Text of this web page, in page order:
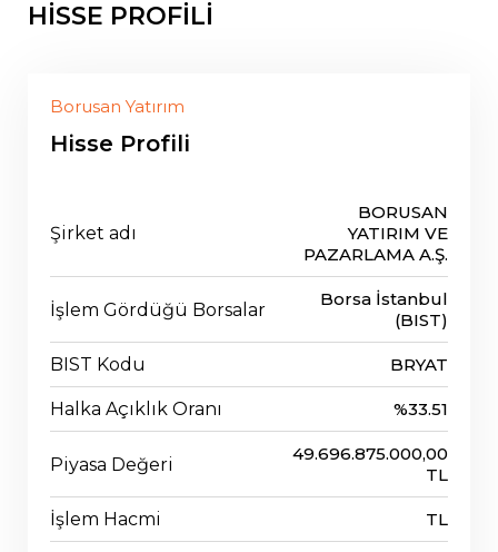
HİSSE PROFİLİ
Borusan Yatırım
Hisse Profili
Şirket adı
BORUSAN
YATIRIM VE
PAZARLAMA A.Ş.
İşlem Gördüğü Borsalar
Borsa İstanbul
(BIST)
BIST Kodu BRYAT
Halka Açıklık Oranı %33.51
Piyasa Değeri
49.696.875.000,00
TL
İşlem Hacmi TL